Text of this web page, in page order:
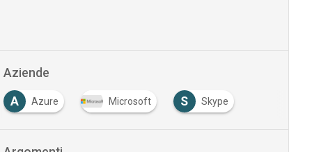
Aziende
A Azure Microsoft S Skype